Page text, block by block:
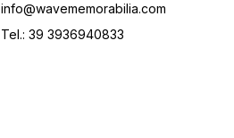
info@wavememorabilia.com
Tel.: 39 3936940833